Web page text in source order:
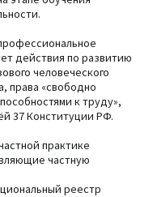
действия по развитию
человеческого
права «свободно
к труду»,
37 Конституции РФ.
практике
частную
реестр